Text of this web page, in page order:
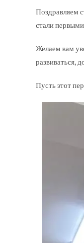
Поздравляем
стали
Желаем вам
развиваться,
Пусть этот